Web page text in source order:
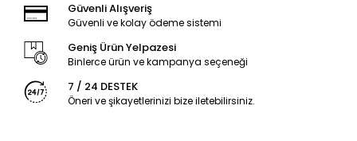
Güvenli Alışveriş
Güvenli ve kolay ödeme sistemi
Geniş Ürün Yelpazesi
Binlerce ürün ve kampanya seçeneği
7 / 24 DESTEK
Öneri ve şikayetlerinizi bize iletebilirsiniz.